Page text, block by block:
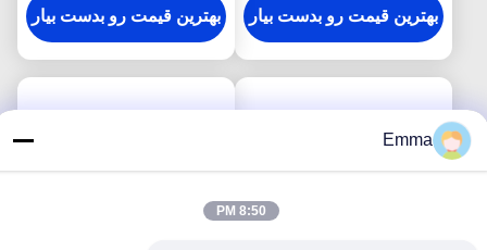
بهترین قیمت رو بدست بیار
بهترین قیمت رو بدست بیار
Emma
8:50 PM